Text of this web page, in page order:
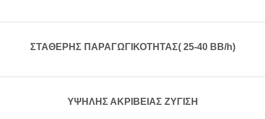
ΣΤΑΘΕΡΗΣ ΠΑΡΑΓΩΓΙΚΟΤΗΤΑΣ( 25-40 BB/h)
ΥΨΗΛΗΣ ΑΚΡΙΒΕΙΑΣ ΖΥΓΙΣΗ